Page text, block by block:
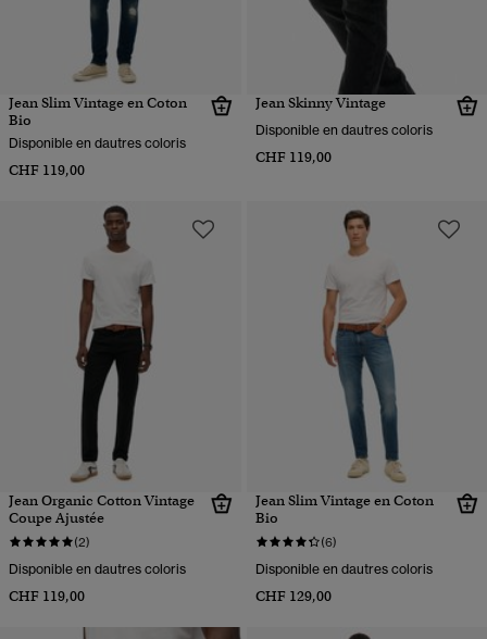
Jean Slim Vintage en Coton
Bio
Disponible en dautres coloris
CHF 119,00
Jean Skinny Vintage
Disponible en dautres coloris
CHF 119,00
Jean Organic Cotton Vintage
Coupe Ajustée
(2)
Disponible en dautres coloris
CHF 119,00
Jean Slim Vintage en Coton
Bio
(6)
Disponible en dautres coloris
CHF 129,00